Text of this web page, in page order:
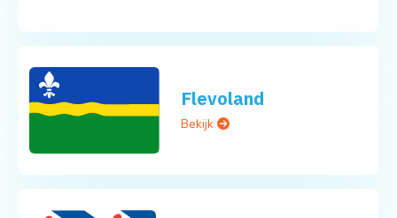
Flevoland
Bekijk